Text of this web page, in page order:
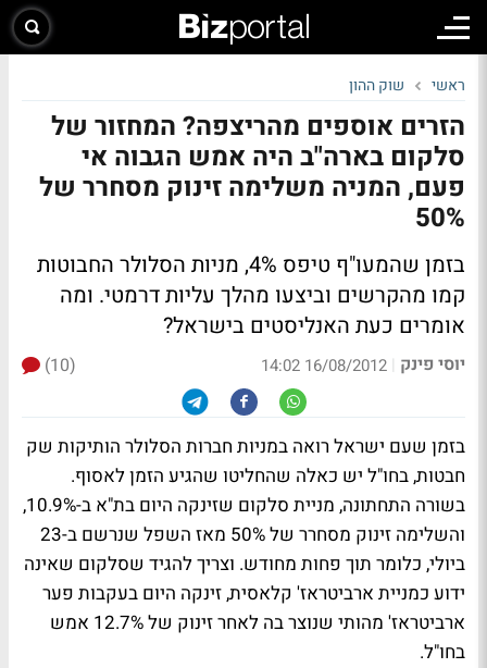
ראשי שוק ההון
הזרים אוספים מהריצפה? המחזור של
סלקום בארה"ב היה אמש הגבוה אי
פעם, המניה משלימה זינוק מסחרר של
50%
בזמן שהמעו"ף טיפס 4%, מניות הסלולר החבוטות
קמו מהקרשים וביצעו מהלך עליות דרמטי. ומה
אומרים כעת האנליסטים בישראל?
יוסי פינק |
16/08/2012 14:02
(10)
בזמן שעם ישראל רואה במניות חברות הסלולר הותיקות שק
חבטות, בחו"ל יש כאלה שהחליטו שהגיע הזמן לאסוף.
בשורה התחתונה, מניית סלקום שזינקה היום בת"א ב-10.9%,
והשלימה זינוק מסחרר של 50% מאז השפל שנרשם ב-23
ביולי, כלומר תוך פחות מחודש. וצריך להגיד שסלקום שאינה
ידוע כמניית ארביטראז' קלאסית, זינקה היום בעקבות פער
ארביטראז' מהותי שנוצר בה לאחר זינוק של 12.7% אמש
בחו"ל.